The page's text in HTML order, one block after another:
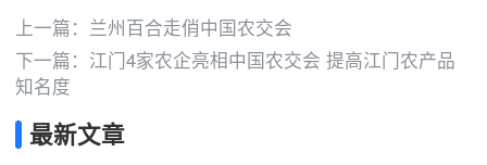
上一篇： 兰州百合走俏中国农交会
下一篇： 江门4家农企亮相中国农交会 提高江门农产品
知名度
最新文章